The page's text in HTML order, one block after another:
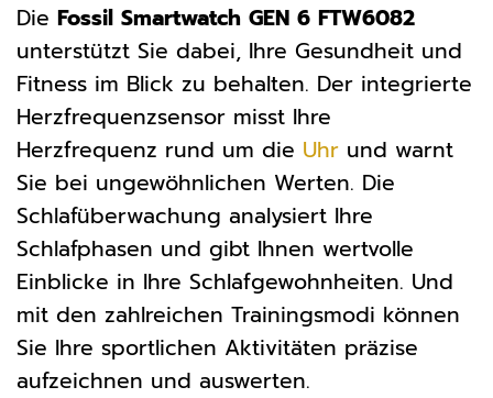
Die Fossil Smartwatch GEN 6 FTW6082
unterstützt Sie dabei, Ihre Gesundheit und
Fitness im Blick zu behalten. Der integrierte
Herzfrequenzsensor misst Ihre
Herzfrequenz rund um die Uhr und warnt
Sie bei ungewöhnlichen Werten. Die
Schlafüberwachung analysiert Ihre
Schlafphasen und gibt Ihnen wertvolle
Einblicke in Ihre Schlafgewohnheiten. Und
mit den zahlreichen Trainingsmodi können
Sie Ihre sportlichen Aktivitäten präzise
aufzeichnen und auswerten.